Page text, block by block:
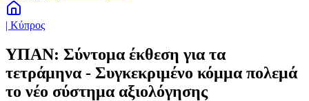
| Κύπρος
ΥΠΑΝ: Σύντομα έκθεση για τα
τετράμηνα - Συγκεκριμένο κόμμα πολεμά
το νέο σύστημα αξιολόγησης